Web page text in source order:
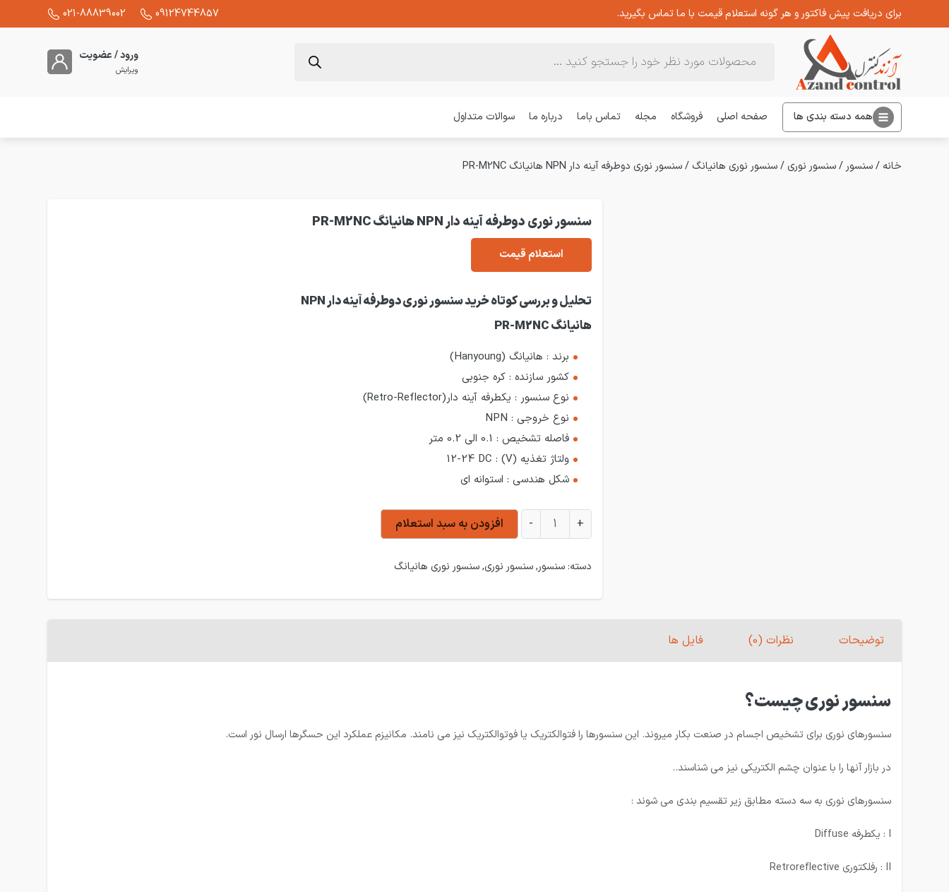
برای دریافت پیش فاکتور و هر گونه استعلام قیمت با ما تماس بگیرید. 09124744857
021-88839002
ورود / عضویت
ویرایش
همه دسته بندی ها صفحه اصلی فروشگاه مجله تماس باما درباره ما سوالات متداول
خانه /سنسور /سنسور نوری /سنسور نوری هانیانگ /سنسور نوری دوطرفه آینه دار NPN هانیانگ PR-M2NC
سنسور نوری دوطرفه آینه دار NPN هانیانگ PR-M2NC
استعلام قیمت
تحلیل و بررسی کوتاه خرید سنسور نوری دوطرفه آینه دار NPN
هانیانگ PR-M2NC
برند : هانیانگ (Hanyoung)
کشور سازنده : کره جنوبی
نوع سنسور : یکطرفه آینه دار(Retro-Reflector)
نوع خروجی : NPN
فاصله تشخیص : 0.1 الی 0.2 متر
ولتاژ تغذیه (V) :
12-24 DC
شکل هندسی : استوانه ای
سنسور نوری دوطرفه آینه دار NPN هانیانگ PR-M2NC عدد
+
- افزودن به سبد استعلام
دسته:سنسور,سنسور نوری,سنسور نوری هانیانگ
توضیحات نظرات (0) فایل ها
سنسور نوری چیست؟
سنسورهای نوری برای تشخیص اجسام در صنعت بکار میروند. این سنسورها را فتوالکتریک یا فوتوالکتریک نیز می نامند. مکانیزم عملکرد این حسگرها ارسال نور است.
در بازار آنها را با عنوان چشم الکتریکی نیز می شناسند..
سنسورهای نوری به سه دسته مطابق زیر تقسیم بندی می شوند :
I : یكطرفه Diffuse
II : رفلكتوری Retroreflective